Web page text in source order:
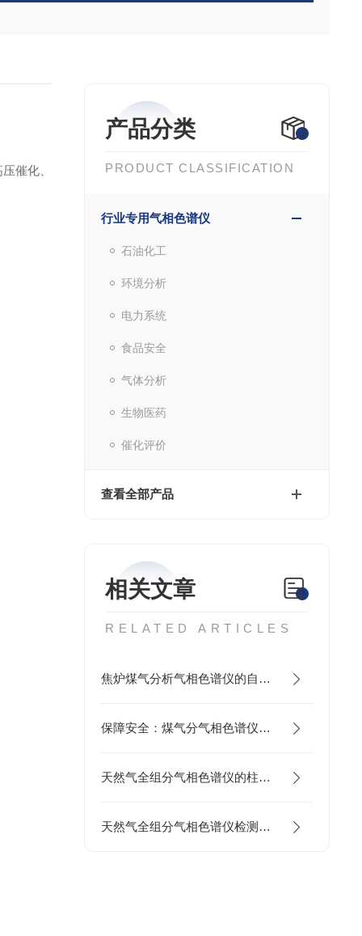
产品分类
PRODUCT CLASSIFICATION
行业专用气相色谱仪
石油化工
环境分析
电力系统
食品安全
气体分析
生物医药
催化评价
查看全部产品
相关文章
RELATED ARTICLES
焦炉煤气分析气相色谱仪的自动诊断功能深度剖析
保障安全：煤气分气相色谱仪的操作与维护
天然气全组分气相色谱仪的柱温优化策略
天然气全组分气相色谱仪检测器灵敏度与响应特性分析
催化、